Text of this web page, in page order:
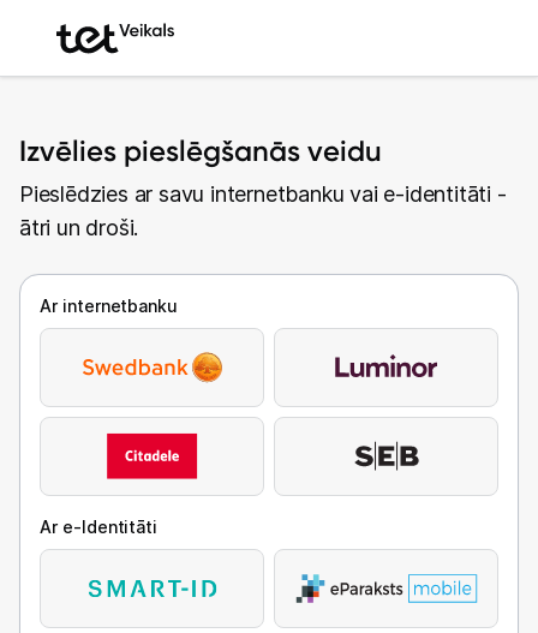
Izvēlies pieslēgšanās veidu
Pieslēdzies ar savu internetbanku vai e-identitāti -
ātri un droši.
Ar internetbanku
Ar e-Identitāti